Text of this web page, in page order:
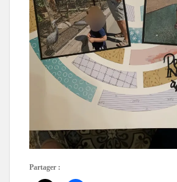
Partager :